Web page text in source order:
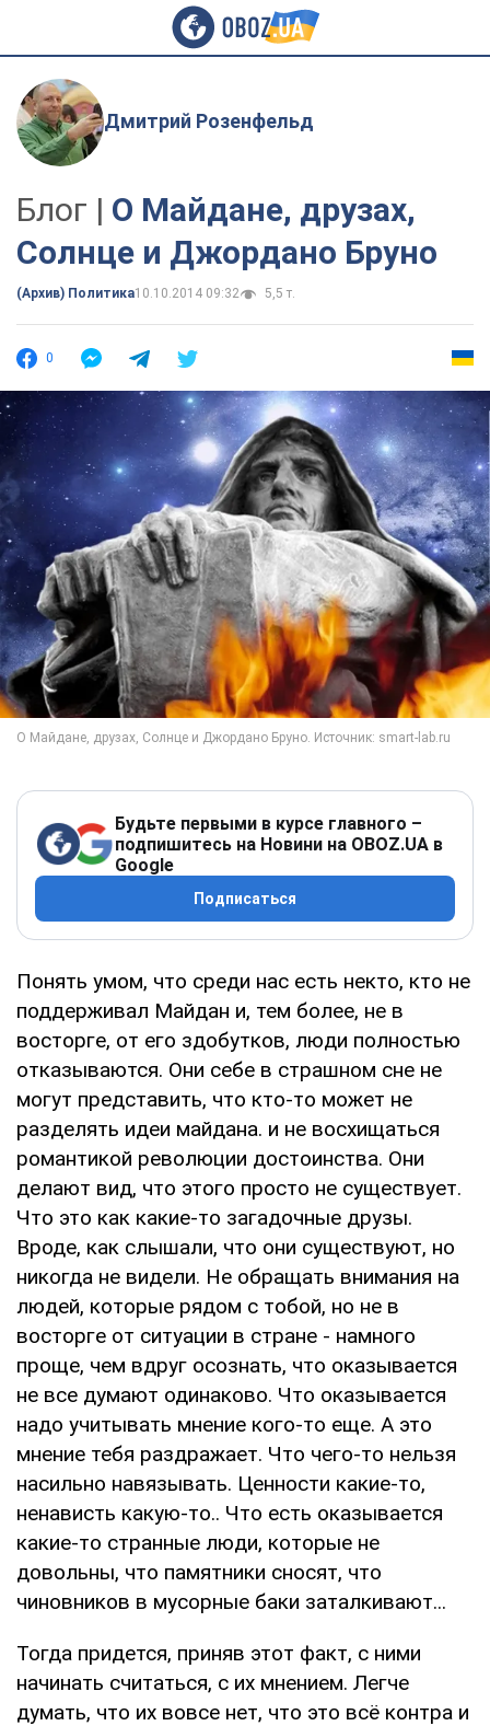
Дмитрий Розенфельд
Блог | О Майдане, друзах,
Солнце и Джордано Бруно
(Архив) Политика10.10.2014 09:32 5,5 т.
0
Будьте первыми в курсе главного –
подпишитесь на Новини на OBOZ.UA в
Google
Подписаться
Понять умом, что среди нас есть некто, кто не
поддерживал Майдан и, тем более, не в
восторге, от его здобутков, люди полностью
отказываются. Они себе в страшном сне не
могут представить, что кто-то может не
разделять идеи майдана. и не восхищаться
романтикой революции достоинства. Они
делают вид, что этого просто не существует.
Что это как какие-то загадочные друзы.
Вроде, как слышали, что они существуют, но
никогда не видели. Не обращать внимания на
людей, которые рядом с тобой, но не в
восторге от ситуации в стране - намного
проще, чем вдруг осознать, что оказывается
не все думают одинаково. Что оказывается
надо учитывать мнение кого-то еще. А это
мнение тебя раздражает. Что чего-то нельзя
насильно навязывать. Ценности какие-то,
ненависть какую-то.. Что есть оказывается
какие-то странные люди, которые не
довольны, что памятники сносят, что
чиновников в мусорные баки заталкивают...
Тогда придется, приняв этот факт, с ними
начинать считаться, с их мнением. Легче
думать, что их вовсе нет, что это всё контра и